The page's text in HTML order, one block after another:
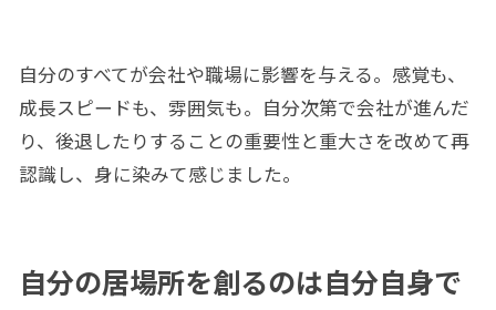
自分のすべてが会社や職場に影響を与える。感覚も、
成長スピードも、雰囲気も。自分次第で会社が進んだ
り、後退したりすることの重要性と重大さを改めて再
認識し、身に染みて感じました。
自分の居場所を創るのは自分自身で